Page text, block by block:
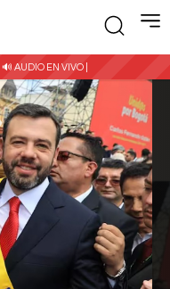
🔊 AUDIO EN VIVO |